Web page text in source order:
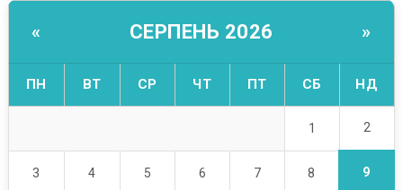
« СЕРПЕНЬ 2026 »
ПН ВТ СР ЧТ ПТ СБ НД
1 2
3 4 5 6 7 8 9